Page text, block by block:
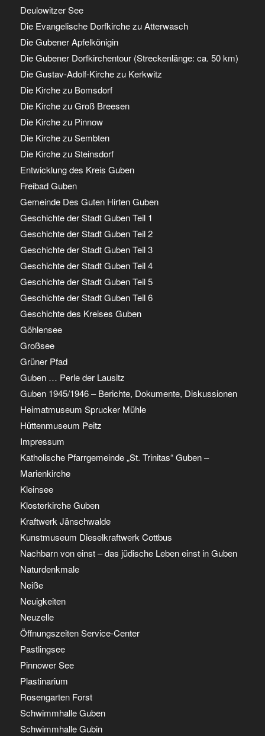
Deulowitzer See
Die Evangelische Dorfkirche zu Atterwasch
Die Gubener Apfelkönigin
Die Gubener Dorfkirchentour (Streckenlänge: ca. 50 km)
Die Gustav-Adolf-Kirche zu Kerkwitz
Die Kirche zu Bomsdorf
Die Kirche zu Groß Breesen
Die Kirche zu Pinnow
Die Kirche zu Sembten
Die Kirche zu Steinsdorf
Entwicklung des Kreis Guben
Freibad Guben
Gemeinde Des Guten Hirten Guben
Geschichte der Stadt Guben Teil 1
Geschichte der Stadt Guben Teil 2
Geschichte der Stadt Guben Teil 3
Geschichte der Stadt Guben Teil 4
Geschichte der Stadt Guben Teil 5
Geschichte der Stadt Guben Teil 6
Geschichte des Kreises Guben
Göhlensee
Großsee
Grüner Pfad
Guben … Perle der Lausitz
Guben 1945/1946 – Berichte, Dokumente, Diskussionen
Heimatmuseum Sprucker Mühle
Hüttenmuseum Peitz
Impressum
Katholische Pfarrgemeinde „St. Trinitas“ Guben –
Marienkirche
Kleinsee
Klosterkirche Guben
Kraftwerk Jänschwalde
Kunstmuseum Dieselkraftwerk Cottbus
Nachbarn von einst – das jüdische Leben einst in Guben
Naturdenkmale
Neiße
Neuigkeiten
Neuzelle
Öffnungszeiten Service-Center
Pastlingsee
Pinnower See
Plastinarium
Rosengarten Forst
Schwimmhalle Guben
Schwimmhalle Gubin